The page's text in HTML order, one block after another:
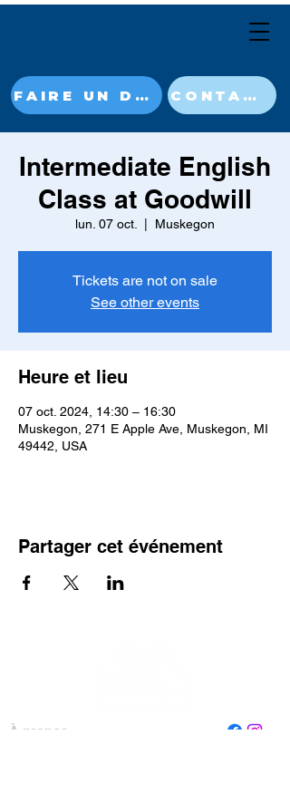
FAIRE UN DON MAINTENANT CONTACT
Intermediate English
Class at Goodwill
lun. 07 oct. Muskegon
Tickets are not on sale
See other events
Heure et lieu
07 oct. 2024, 14:30 – 16:30
Muskegon, 271 E Apple Ave, Muskegon, MI
49442, USA
Partager cet événement
À propos